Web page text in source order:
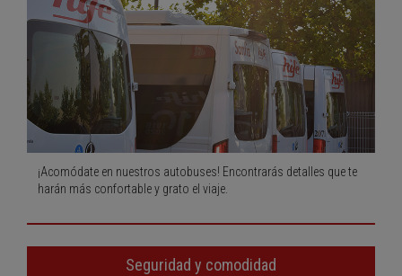
¡Acomódate en nuestros autobuses! Encontrarás detalles que te
harán más confortable y grato el viaje.
Seguridad y comodidad